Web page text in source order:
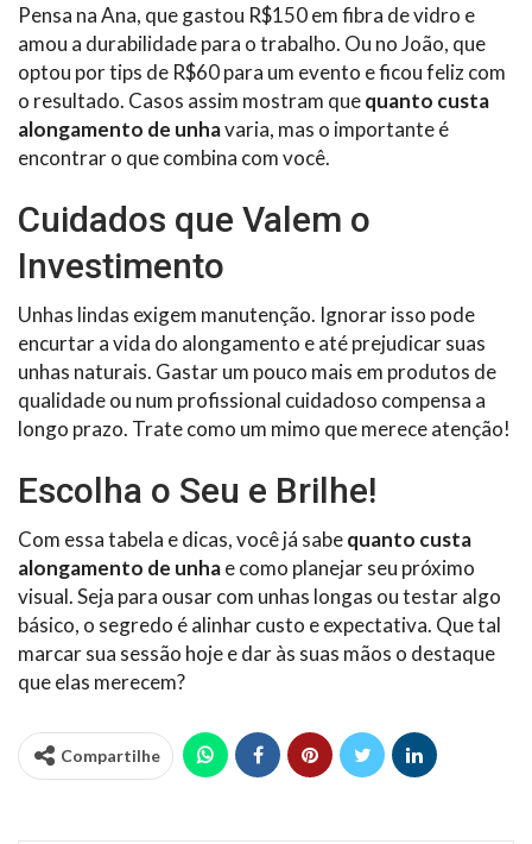
Pensa na Ana, que gastou R$150 em fibra de vidro e
amou a durabilidade para o trabalho. Ou no João, que
optou por tips de R$60 para um evento e ficou feliz com
o resultado. Casos assim mostram quequanto custa
alongamento de unhavaria, mas o importante é
encontrar o que combina com você.
Cuidados que Valem o
Investimento
Unhas lindas exigem manutenção. Ignorar isso pode
encurtar a vida do alongamento e até prejudicar suas
unhas naturais. Gastar um pouco mais em produtos de
qualidade ou num profissional cuidadoso compensa a
longo prazo. Trate como um mimo que merece atenção!
Escolha o Seu e Brilhe!
Com essa tabela e dicas, você já sabequanto custa
alongamento de unhae como planejar seu próximo
visual. Seja para ousar com unhas longas ou testar algo
básico, o segredo é alinhar custo e expectativa. Que tal
marcar sua sessão hoje e dar às suas mãos o destaque
que elas merecem?
Compartilhe